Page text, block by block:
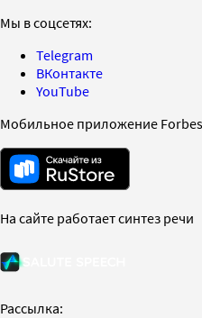
Мы в соцсетях:
Telegram
ВКонтакте
YouTube
Мобильное приложение
На сайте работает синтез речи
Рассылка: